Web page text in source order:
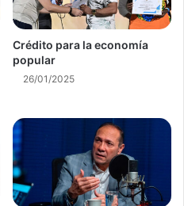
Crédito para la economía
popular
26/01/2025